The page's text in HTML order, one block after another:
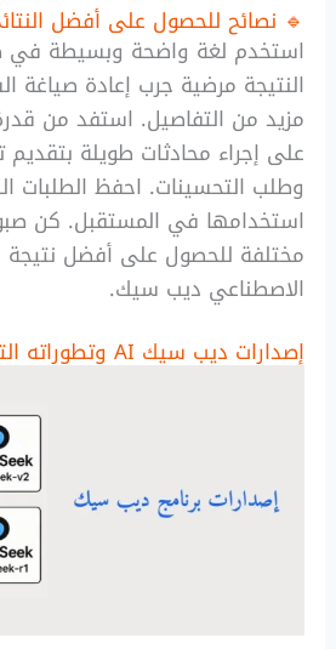
🔹 نصائح للحصول على أفضل
استخدم لغة واضحة وبسيطة في
النتيجة مرضية جرب إعادة صياغة
مزيد من التفاصيل. استفد من
على إجراء محادثات طويلة بتقديم
وطلب التحسينات. احفظ الطلبات
استخدامها في المستقبل. كن
مختلفة للحصول على أفضل نتيجة
الاصطناعي ديب سيك.
إصدارات ديب سيك AI وتطوراته التقنية